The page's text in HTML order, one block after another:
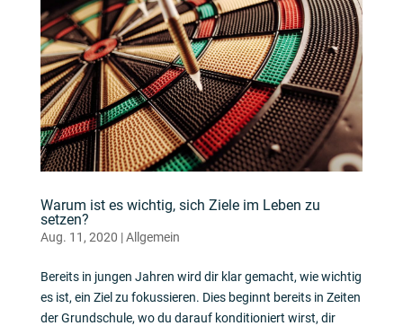
Warum ist es wichtig, sich Ziele im Leben zu
setzen?
Aug. 11, 2020 |Allgemein
Bereits in jungen Jahren wird dir klar gemacht, wie wichtig
es ist, ein Ziel zu fokussieren. Dies beginnt bereits in Zeiten
der Grundschule, wo du darauf konditioniert wirst, dir